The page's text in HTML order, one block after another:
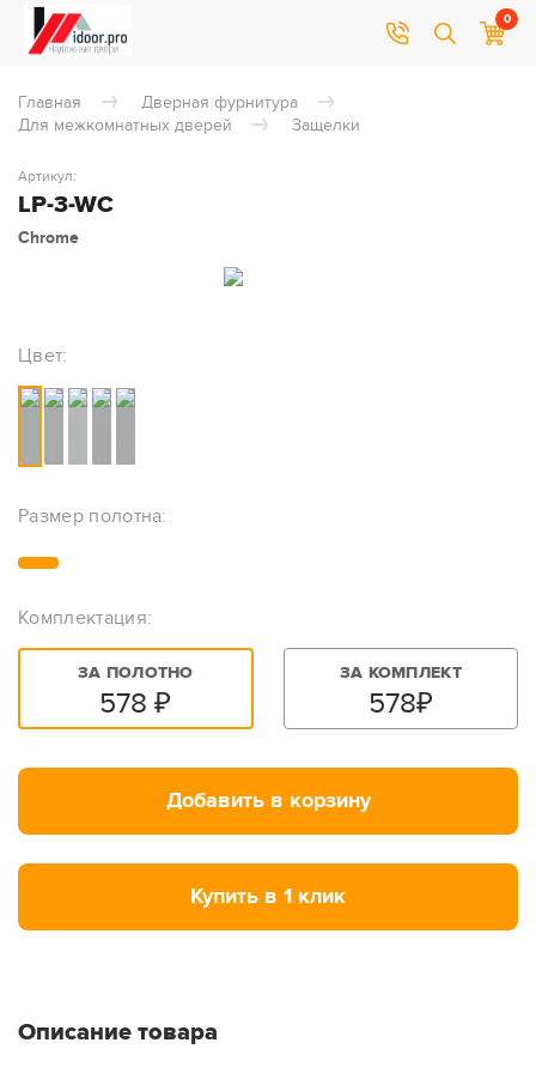
0
Главная
Дверная фурнитура
Для межкомнатных дверей
Защелки
LP-3-WC
Артикул:
Chrome
Цвет:
Размер полотна:
Комплектация:
ЗА ПОЛОТНО
578 ₽
ЗА КОМПЛЕКТ
578₽
Добавить в корзину
Купить в 1 клик
Описание товара